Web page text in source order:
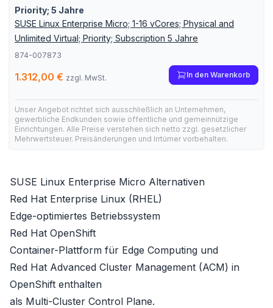
Priority; 5 Jahre
SUSE Linux Enterprise Micro; 1-16 vCores; Physical and
Unlimited Virtual; Priority; Subscription 5 Jahre
874-007873
1.312,00 € zzgl. MwSt. In den Warenkorb
Unser Angebot richtet sich ausschließlich an Unternehmen,
gewerbliche Endkunden sowie öffentliche und gemeinnützige
Einrichtungen. Alle Preise verstehen sich netto zzgl. gesetzlicher
Mehrwertsteuer. Preisänderungen und Irrtümer vorbehalten.
SUSE Linux Enterprise Micro Alternativen
Red Hat Enterprise Linux (RHEL)
Edge-optimiertes Betriebssystem
Red Hat OpenShift
Container-Plattform für Edge Computing und
Red Hat Advanced Cluster Management (ACM) in
OpenShift enthalten
als Multi-Cluster Control Plane.